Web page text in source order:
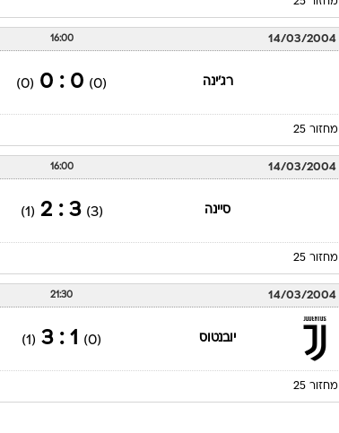
14/03/2004
16:00
רג'ינה (0)
0 : 0
(0)
מחזור 25
14/03/2004
16:00
סיינה (3)
3 : 2
(1)
מחזור 25
14/03/2004
21:30
יובנטוס (0)
1 : 3
(1)
מחזור 25